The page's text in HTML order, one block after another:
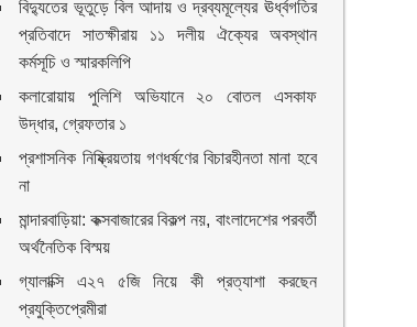
বিদ্যুতের ভূতুড়ে বিল আদায় ও দ্রব্যমূল্যের ঊর্ধ্বগতির
প্রতিবাদে সাতক্ষীরায় ১১ দলীয় ঐক্যের অবস্থান
কর্মসূচি ও স্মারকলিপি
কলারোয়ায় পুলিশি অভিযানে ২০ বোতল এসকাফ
উদ্ধার, গ্রেফতার ১
প্রশাসনিক নিষ্ক্রিয়তায় গণধর্ষণের বিচারহীনতা মানা হবে
না
মান্দারবাড়িয়া: কক্সবাজারের বিকল্প নয়, বাংলাদেশের পরবর্তী
অর্থনৈতিক বিস্ময়
গ্যালাক্সি এ২৭ ৫জি নিয়ে কী প্রত্যাশা করছেন
প্রযুক্তিপ্রেমীরা